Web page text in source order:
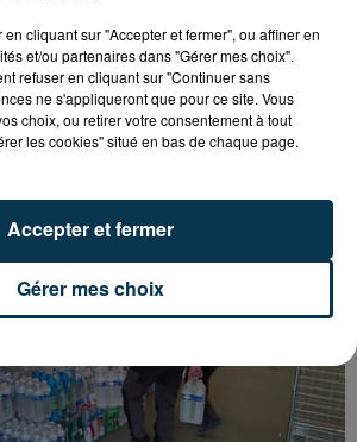
ATTENDUES À
LE TOUR DE FRANCE
cliquant sur "Accepter et fermer", ou affiner en
et/ou partenaires dans "Gérer mes choix".
refuser en cliquant sur "Continuer sans
ne s'appliqueront que pour ce site. Vous
choix, ou retirer votre consentement à tout
les cookies" situé en bas de chaque page.
Gérer mes choix
Accepter et fermer